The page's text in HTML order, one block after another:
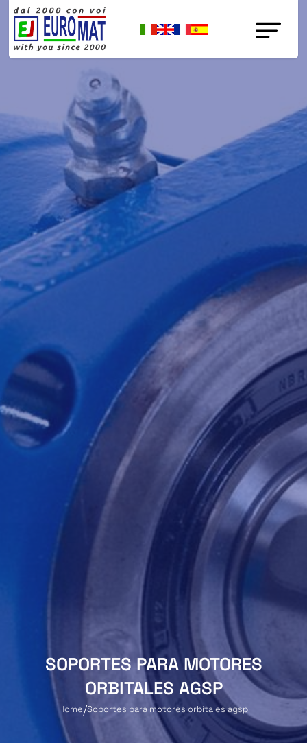
SOPORTES PARA MOTORES
ORBITALES AGSP
Home Soportes para motores orbitales agsp